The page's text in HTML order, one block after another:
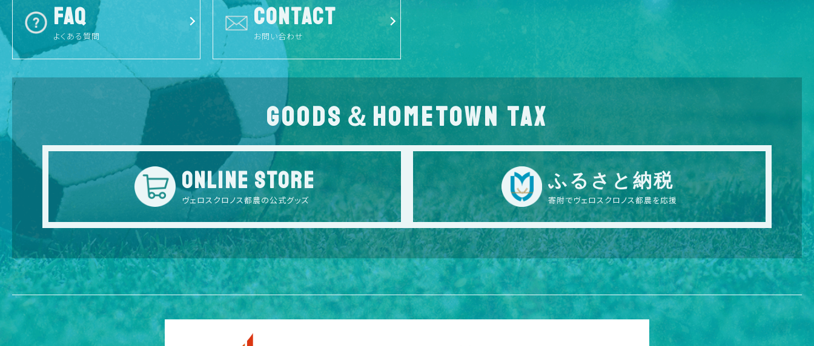
FAQ
よくある質問
CONTACT
お問い合わせ
GOODS＆HOMETOWN TAX
ONLINE STORE
ヴェロスクロノス都農の公式グッズ
ふるさと納税
寄附でヴェロスクロノス都農を応援